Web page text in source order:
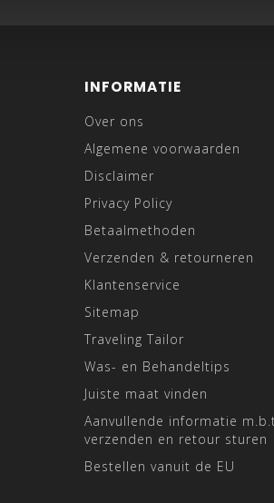
INFORMATIE
Over ons
Algemene voorwaarden
Disclaimer
Privacy Policy
Betaalmethoden
Verzenden & retourneren
Klantenservice
Sitemap
Traveling Tailor
Was- en Behandeltips
Juiste maat vinden
Aanvullende informatie
verzenden en retour sturen
Bestellen vanuit de EU